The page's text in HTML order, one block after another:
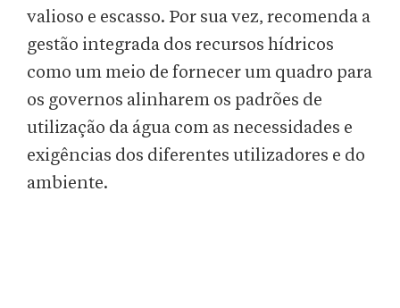
valioso e escasso. Por sua vez, recomenda a
gestão integrada dos recursos hídricos
como um meio de fornecer um quadro para
os governos alinharem os padrões de
utilização da água com as necessidades e
exigências dos diferentes utilizadores e do
ambiente.